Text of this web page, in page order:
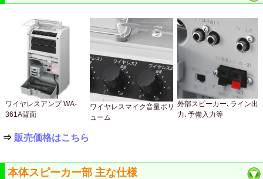
ワイヤレスアンプ WA-
361A背面
ワイヤレスマイク音量ボリ
ューム
外部スピーカー､ライン出
力､予備入力等
⇒ 販売価格はこちら
本体スピーカー部 主な仕様